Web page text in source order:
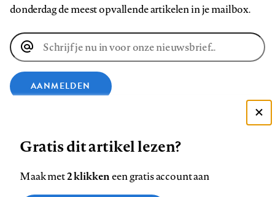
donderdag de meest opvallende artikelen in je mailbox.
E-
mailadres
AANMELDEN
ons
ons
ons
ons
ons
ons
Zie onze cookie policy
Gratis dit artikel lezen?
Maak met2 klikkeneen gratis account aan